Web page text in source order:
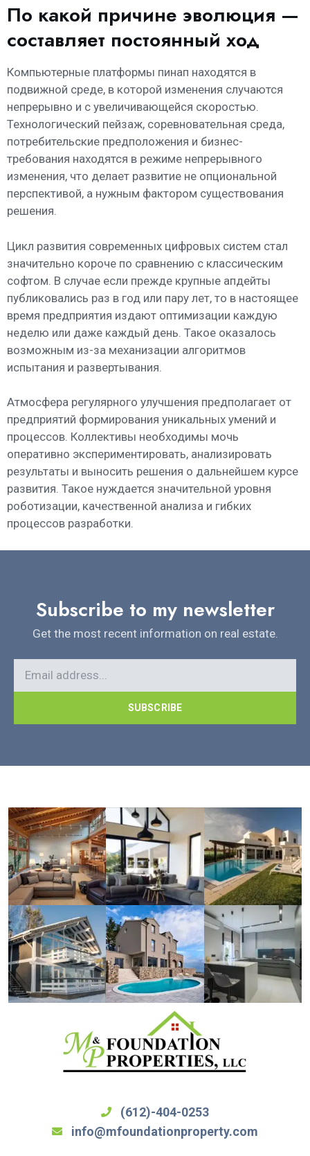
По какой причине эволюция —
составляет постоянный ход
Компьютерные платформы пинап находятся в
подвижной среде, в которой изменения случаются
непрерывно и с увеличивающейся скоростью.
Технологический пейзаж, соревновательная среда,
потребительские предположения и бизнес-
требования находятся в режиме непрерывного
изменения, что делает развитие не опциональной
перспективой, а нужным фактором существования
решения.
Цикл развития современных цифровых систем стал
значительно короче по сравнению с классическим
софтом. В случае если прежде крупные апдейты
публиковались раз в год или пару лет, то в настоящее
время предприятия издают оптимизации каждую
неделю или даже каждый день. Такое оказалось
возможным из-за механизации алгоритмов
испытания и развертывания.
Атмосфера регулярного улучшения предполагает от
предприятий формирования уникальных умений и
процессов. Коллективы необходимы мочь
оперативно экспериментировать, анализировать
результаты и выносить решения о дальнейшем курсе
развития. Такое нуждается значительной уровня
роботизации, качественной анализа и гибких
процессов разработки.
Subscribe to my newsletter
Get the most recent information on real estate.
SUBSCRIBE
(612)-404-0253
info@mfoundationproperty.com